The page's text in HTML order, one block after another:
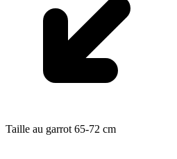
Taille au garrot 65-72 cm